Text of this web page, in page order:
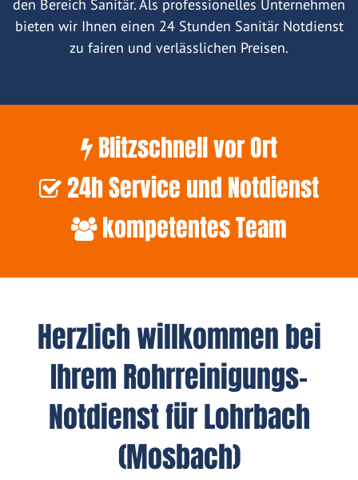
den Bereich Sanitär. Als professionelles Unternehmen
bieten wir Ihnen einen 24 Stunden Sanitär Notdienst
zu fairen und verlässlichen Preisen.
Blitzschnell vor Ort
24h Service und Notdienst
kompetentes Team
Herzlich willkommen bei
Ihrem Rohrreinigungs-
Notdienst für Lohrbach
(Mosbach)